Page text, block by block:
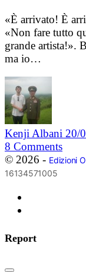
«È arrivato! È
«Non fare tutto
grande artista!».
ma io…
Kenji Albani 20/
8 Comments
© 2026 - Edizioni
16134571005
Report